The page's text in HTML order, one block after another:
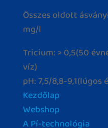
Összes oldott
mg/l
Tricium: > 0,5(50
víz)
pH: 7,5/8,8-9,1(lúgos
Kezdőlap
Webshop
A Pí-technológia